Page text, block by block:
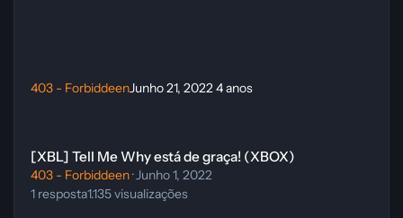
403 - ForbiddeenJunho 21, 20224 anos
[XBL] Tell Me Why está de graça! (XBOX)
403 - Forbiddeen·Junho 1, 2022
1 resposta1.135visualizações